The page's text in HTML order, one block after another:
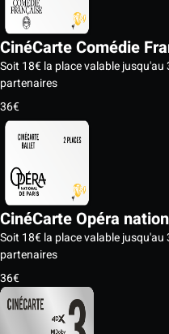
CinéCarte Comédie
Soit 18€ la place valable
partenaires
36€
CinéCarte Opéra
Soit 18€ la place valable
partenaires
36€